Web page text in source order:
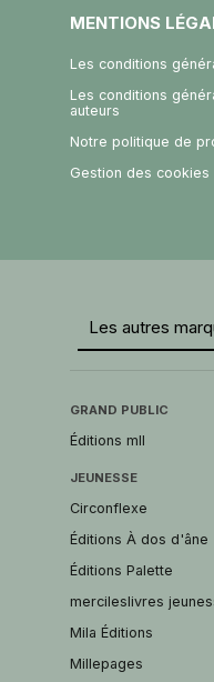
MENTIONS
Les conditions
Les conditions
auteurs
Notre politique de
Gestion des cookies
Les autres
GRAND PUBLIC
Éditions mll
JEUNESSE
Circonflexe
Éditions À dos d'âne
Éditions Palette
mercileslivres
Mila Éditions
Millepages